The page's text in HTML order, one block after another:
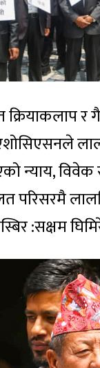
र
न्याय, विवेक
परिसरमै
:सक्षम